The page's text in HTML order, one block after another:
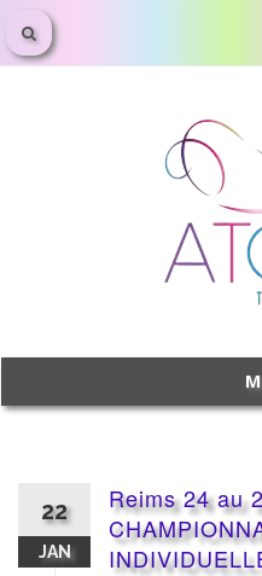
Aller
Aller
22
JAN
Reims 24 au